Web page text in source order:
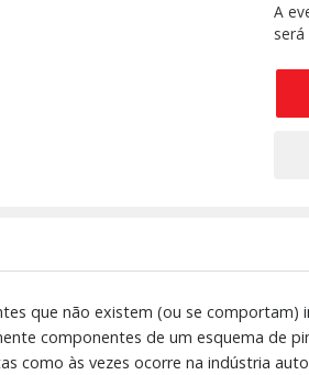
A
que não existem (ou se comportam)
componentes de um esquema de
como às vezes ocorre na indústria